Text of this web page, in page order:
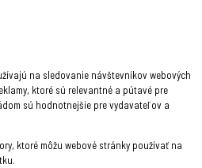
na sledovanie návštevníkov webových
ktoré sú relevantné a pútavé pre
sú hodnotnejšie pre vydavateľov a
ktoré môžu webové stránky používať na